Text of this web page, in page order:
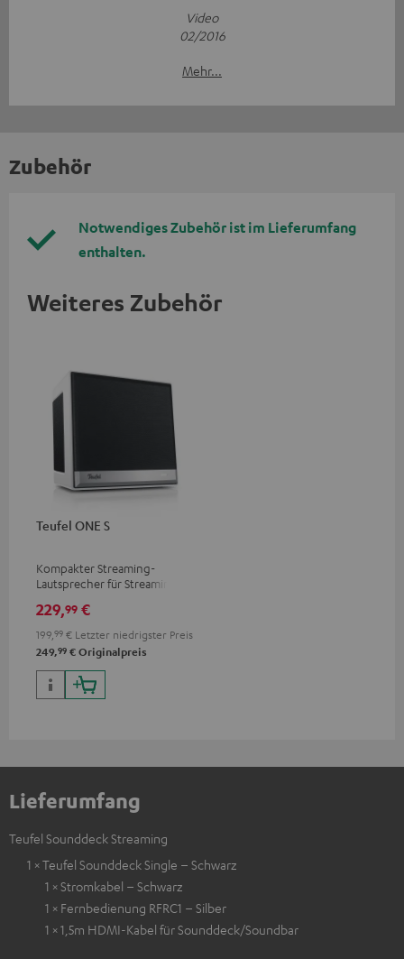
Video
02/2016
Mehr...
Zubehör
Notwendiges Zubehör ist im Lieferumfang
enthalten.
Weiteres Zubehör
Teufel ONE S
Kompakter Streaming-
Lautsprecher für Streaming
229,99 €
199, 99 € Letzter niedrigster Preis
249,99 € Originalpreis
Lieferumfang
Teufel Sounddeck Streaming
1 × Teufel Sounddeck Single – Schwarz
1 × Stromkabel – Schwarz
1 × Fernbedienung RFRC1 – Silber
1 × 1,5m HDMI-Kabel für Sounddeck/Soundbar